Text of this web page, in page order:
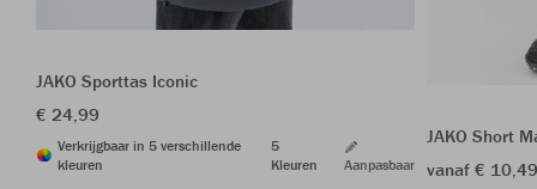
JAKO Sporttas Iconic
€ 24,99
Verkrijgbaar in 5 verschillende
kleuren
5
Kleuren
Aanpasbaar
JAKO Short
vanaf €